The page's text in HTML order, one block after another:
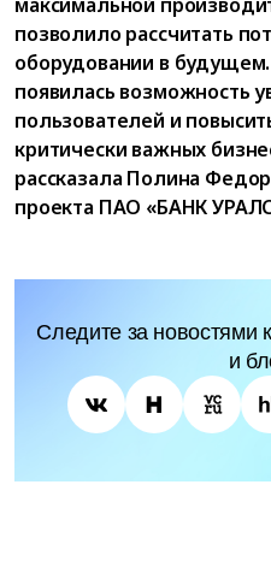
позволило рассчитать
оборудовании в будущем.
появилась возможность
пользователей и
критически важных
рассказала Полина
проекта ПАО «БАНК
Следите за новостями
и